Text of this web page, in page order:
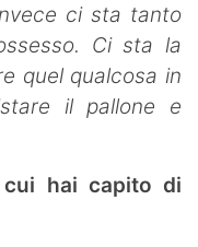
ci sta tanto
Ci sta la
quel qualcosa in
il pallone e
hai capito di